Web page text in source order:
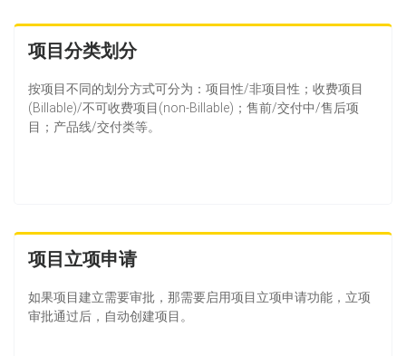
项目分类划分
按项目不同的划分方式可分为：项目性/非项目性；收费项目
(Billable)/不可收费项目(non-Billable)；售前/交付中/售后项
目；产品线/交付类等。
项目立项申请
如果项目建立需要审批，那需要启用项目立项申请功能，立项
审批通过后，自动创建项目。